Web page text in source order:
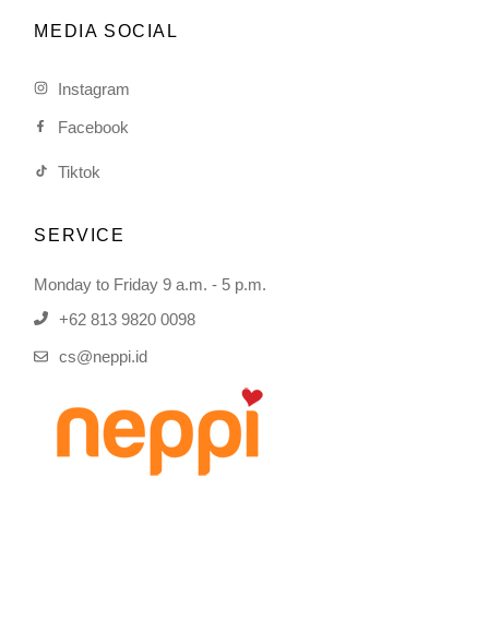
MEDIA SOCIAL
Instagram
Facebook
Tiktok
SERVICE
Monday to Friday 9 a.m. - 5 p.m.
+62 813 9820 0098
cs@neppi.id